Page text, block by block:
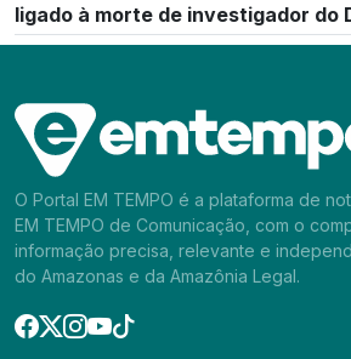
ligado à morte de investigador do
O Portal EM TEMPO é a plataforma de
EM TEMPO de Comunicação, com o
informação precisa, relevante e
do Amazonas e da Amazônia Legal.